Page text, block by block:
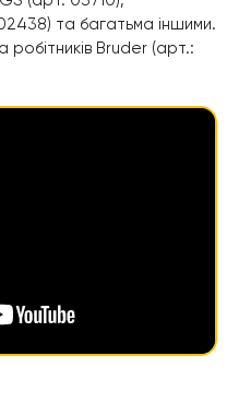
та багатьма іншими.
робітників Bruder (арт.: